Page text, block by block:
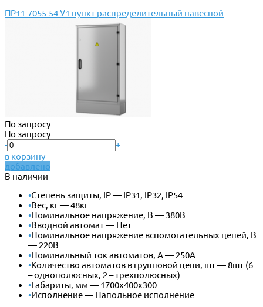
ПР11-7055-54 У1 пункт распределительный навесной
По запросу
По запросу
-
+
в корзину
добавлено
В наличии
•Степень защиты, IP — IP31, IP32, IP54
•Вес, кг — 48кг
•Номинальное напряжение, В — 380В
•Вводной автомат — Нет
•Номинальное напряжение вспомогательных цепей, В
— 220В
•Номинальный ток автоматов, А — 250А
•Количество автоматов в групповой цепи, шт — 8шт (6
– однополюсных, 2 – трехполюсных)
•Габариты, мм — 1700х400х300
•Исполнение — Напольное исполнение